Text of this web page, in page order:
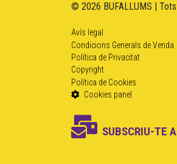
© 2026 BUFALLUMS |
Avís legal
Condicions Generals de Venda
Política de Privacitat
Copyright
Política de Cookies
Cookies panel
SUBSCRIU-TE